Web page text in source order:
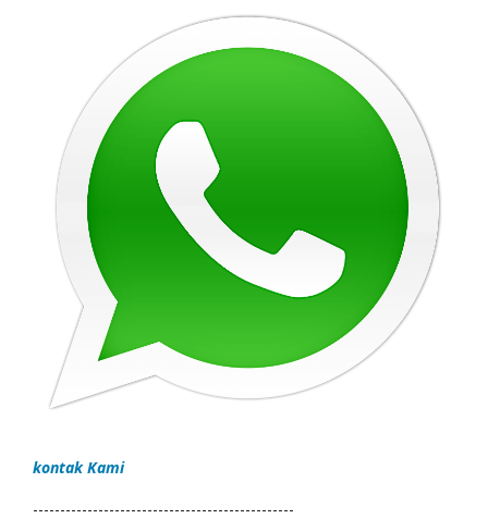
kontak Kami
------------------------------------------------